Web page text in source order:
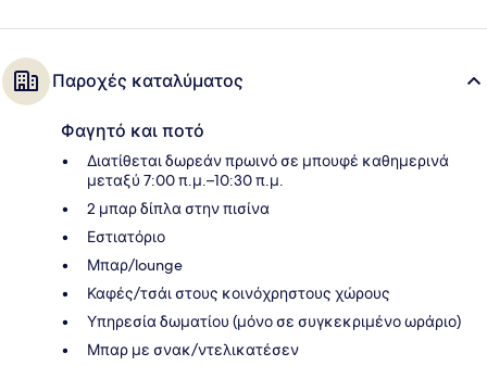
Παροχές καταλύματος
Φαγητό και ποτό
Διατίθεται δωρεάν πρωινό σε μπουφέ καθημερινά
μεταξύ 7:00 π.μ.–10:30 π.μ.
2 μπαρ δίπλα στην πισίνα
Εστιατόριο
Μπαρ/lounge
Καφές/τσάι στους κοινόχρηστους χώρους
Υπηρεσία δωματίου (μόνο σε συγκεκριμένο ωράριο)
Μπαρ με σνακ/ντελικατέσεν